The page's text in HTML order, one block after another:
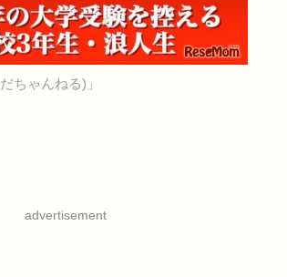
ちゃんねる)」
advertisement